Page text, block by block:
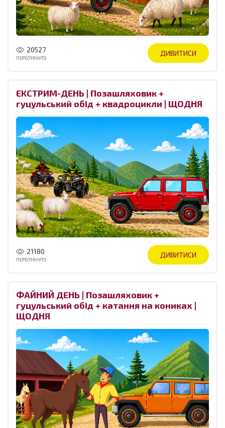
20527
ПЕРЕГЛЯНУТО
ДИВИТИСИ
ЕКСТРИМ-ДЕНЬ | Позашляховик +
гуцульський обід + квадроцикли | ЩОДНЯ
21180
ПЕРЕГЛЯНУТО
ДИВИТИСИ
ФАЙНИЙ ДЕНЬ | Позашляховик +
гуцульський обід + катання на кониках |
ЩОДНЯ